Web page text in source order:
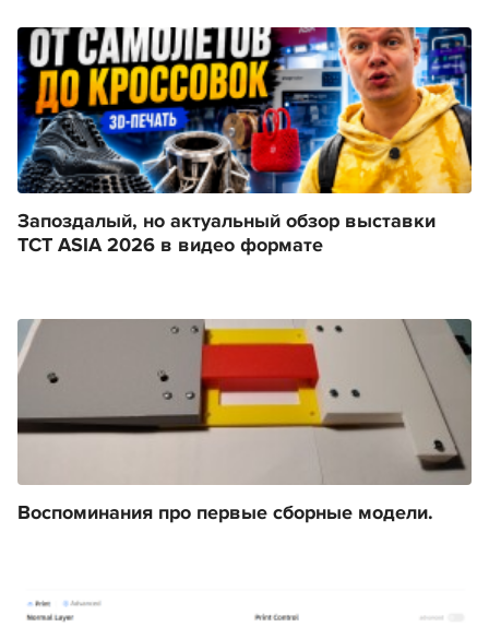
Запоздалый, но актуальный обзор выставки
TCT ASIA 2026 в видео формате
Воспоминания про первые сборные модели.